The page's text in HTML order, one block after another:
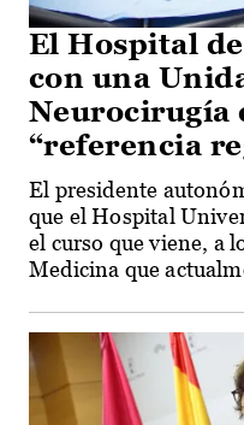
El Hospital
con una
Neurocirugía
“referencia
El presidente
que el Hospital
el curso que viene, a
Medicina que